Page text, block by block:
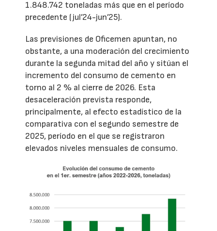
1.848.742 toneladas más que en el período
precedente (jul’24-jun’25).
Las previsiones de Oficemen apuntan, no
obstante, a una moderación del crecimiento
durante la segunda mitad del año y sitúan el
incremento del consumo de cemento en
torno al 2 % al cierre de 2026. Esta
desaceleración prevista responde,
principalmente, al efecto estadístico de la
comparativa con el segundo semestre de
2025, período en el que se registraron
elevados niveles mensuales de consumo.